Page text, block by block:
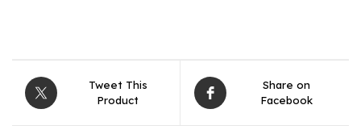
Tweet This
Product
Share on
Facebook